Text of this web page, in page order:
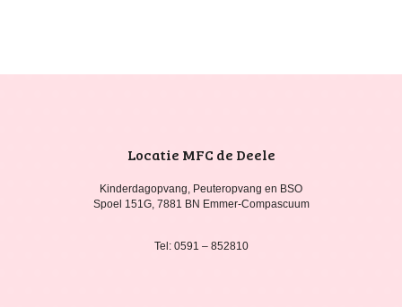
Locatie MFC de Deele
Kinderdagopvang, Peuteropvang en BSO
Spoel 151G, 7881 BN Emmer-Compascuum
Tel: 0591 – 852810